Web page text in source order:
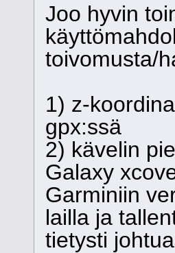
Joo hyvin
toivomusta/
1) z-
gpx:ssä
2) kävelin
Galaxy
Garminiin
lailla ja
tietysti